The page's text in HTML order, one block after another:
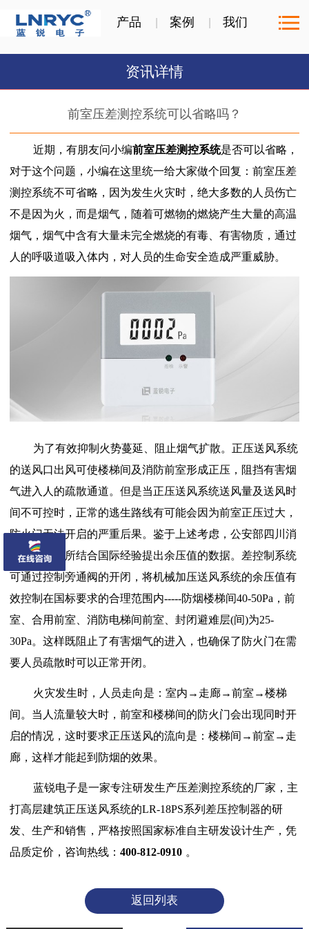
产品 案例 我们
资讯详情
前室压差测控系统可以省略吗？
近期，有朋友问小编前室压差测控系统是否可以省略，
对于这个问题，小编在这里统一给大家做个回复：前室压差
测控系统不可省略，因为发生火灾时，绝大多数的人员伤亡
不是因为火，而是烟气，随着可燃物的燃烧产生大量的高温
烟气，烟气中含有大量未完全燃烧的有毒、有害物质，通过
人的呼吸道吸入体内，对人员的生命安全造成严重威胁。
为了有效抑制火势蔓延、阻止烟气扩散。正压送风系统
的送风口出风可使楼梯间及消防前室形成正压，阻挡有害烟
气进入人的疏散通道。但是当正压送风系统送风量及送风时
间不可控时，正常的逃生路线有可能会因为前室正压过大，
防火门无法开启的严重后果。鉴于上述考虑，公安部四川消
防科学研究所结合国际经验提出余压值的数据。差控制系统
可通过控制旁通阀的开闭，将机械加压送风系统的余压值有
效控制在国标要求的合理范围内-----防烟楼梯间40-50Pa，前
室、合用前室、消防电梯间前室、封闭避难层(间)为25-
30Pa。这样既阻止了有害烟气的进入，也确保了防火门在需
要人员疏散时可以正常开闭。
火灾发生时，人员走向是：室内→走廊→前室→楼梯
间。当人流量较大时，前室和楼梯间的防火门会出现同时开
启的情况，这时要求正压送风的流向是：楼梯间→前室→走
廊，这样才能起到防烟的效果。
蓝锐电子是一家专注研发生产压差测控系统的厂家，主
打高层建筑正压送风系统的LR-18PS系列差压控制器的研
发、生产和销售，严格按照国家标准自主研发设计生产，凭
品质定价，咨询热线： 400-812-0910 。
返回列表